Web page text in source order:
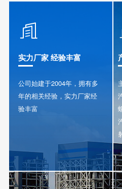

实力厂家 经验丰富
公司始建于2004年，拥有多
年的相关经验，实力厂家经
验丰富